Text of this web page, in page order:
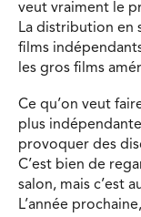
veut vraiment le
La distribution en
films
les gros films
Ce qu’on veut
plus
provoquer des
C’est bien de
salon, mais c’est
L’année